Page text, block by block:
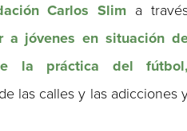
Carlos Slim a
a jóvenes en situación
la práctica del
las calles y las adicciones